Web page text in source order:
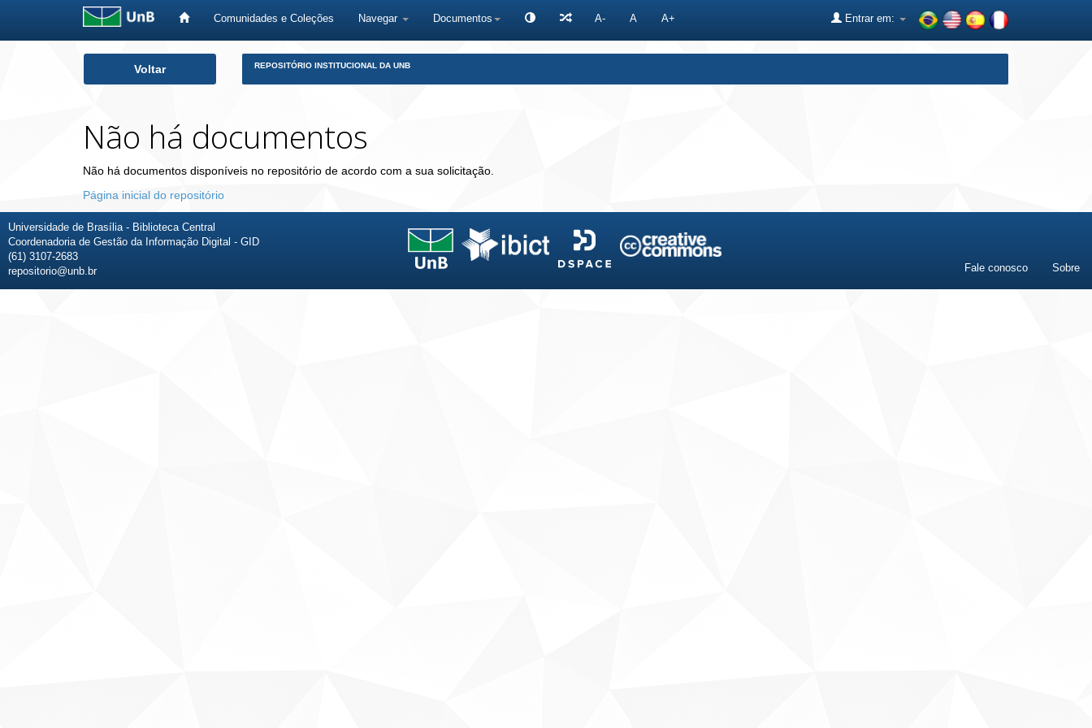
Comunidades e Coleções Navegar Documentos A- A A+ Entrar em:
Voltar REPOSITÓRIO INSTITUCIONAL DA UNB
Não há documentos
Não há documentos disponíveis no repositório de acordo com a sua solicitação.
Página inicial do repositório
Universidade de Brasília - Biblioteca Central
Coordenadoria de Gestão da Informação Digital - GID
(61) 3107-2683
repositorio@unb.br
Fale conosco Sobre